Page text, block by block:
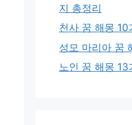
지 총정리
천사 꿈 해몽 10
성모 마리아 꿈
노인 꿈 해몽 13